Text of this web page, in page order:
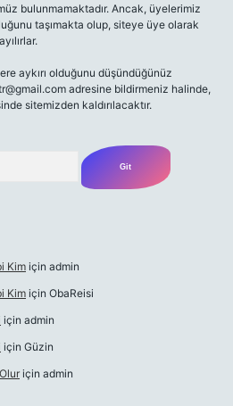
bulunmamaktadır. Ancak, üyelerimiz
taşımakta olup, siteye üye olarak
aykırı olduğunu düşündüğünüz
adresine bildirmeniz halinde,
sitemizden kaldırılacaktır.
Kim için admin
Kim için ObaReisi
için admin
için Güzin
için admin